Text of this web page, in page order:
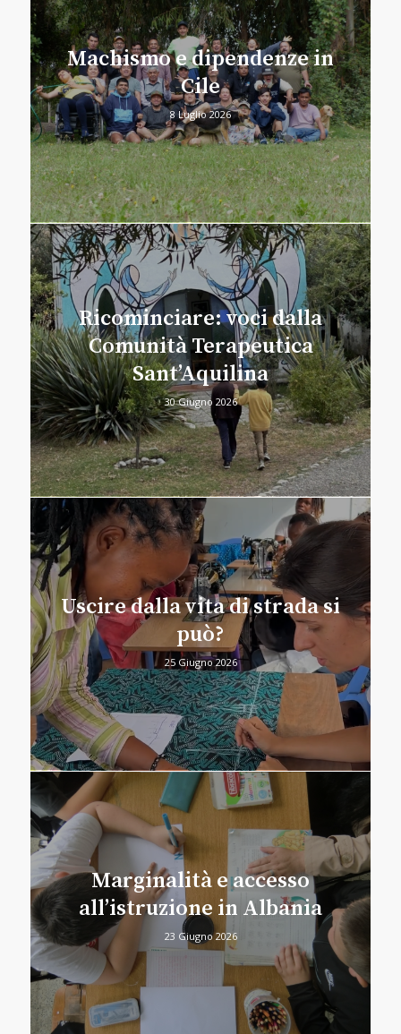
Machismo e dipendenze in
Cile
8 Luglio 2026
Ricominciare: voci dalla
Comunità Terapeutica
Sant’Aquilina
30 Giugno 2026
Uscire dalla vita di strada si
può?
25 Giugno 2026
Marginalità e accesso
all’istruzione in Albania
23 Giugno 2026